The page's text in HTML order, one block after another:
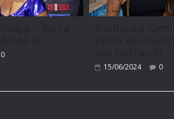
0
15/06/2024 0